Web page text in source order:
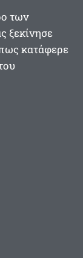
των
ξεκίνησε
κατάφερε